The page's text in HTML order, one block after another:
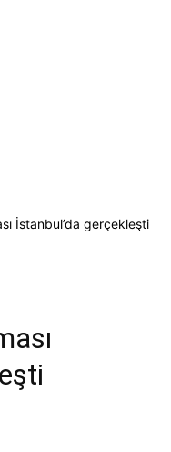
İstanbul’da gerçekleşti